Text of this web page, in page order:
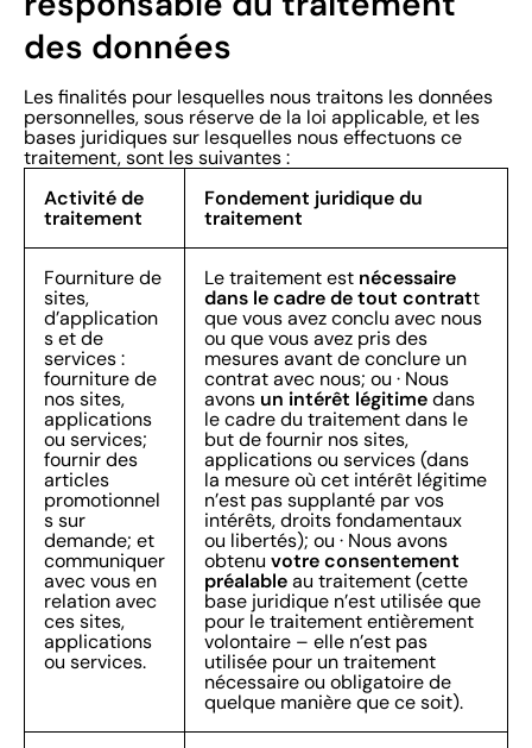
des données
Les finalités pour lesquelles nous traitons les données
personnelles, sous réserve de la loi applicable, et les
bases juridiques sur lesquelles nous effectuons ce
traitement, sont les suivantes :
Activité de
traitement
Fondement juridique du
traitement
Fourniture de
sites,
d’application
s et de
services :
fourniture de
nos sites,
applications
ou services;
fournir des
articles
promotionnel
s sur
demande; et
communiquer
avec vous en
relation avec
ces sites,
applications
ou services.
Le traitement est nécessaire
dans le cadre de tout contratt
que vous avez conclu avec nous
ou que vous avez pris des
mesures avant de conclure un
contrat avec nous; ou · Nous
avons un intérêt légitime dans
le cadre du traitement dans le
but de fournir nos sites,
applications ou services (dans
la mesure où cet intérêt légitime
n’est pas supplanté par vos
intérêts, droits fondamentaux
ou libertés); ou · Nous avons
obtenuvotre consentement
préalable au traitement (cette
base juridique n’est utilisée que
pour le traitement entièrement
volontaire – elle n’est pas
utilisée pour un traitement
nécessaire ou obligatoire de
quelque manière que ce soit).